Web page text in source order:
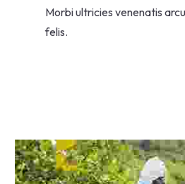
Morbi ultricies venenatis
felis.